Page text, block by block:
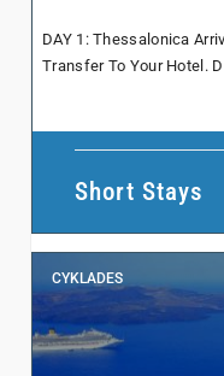
DAY 1: Thessalonica
Transfer To Your Hotel.
Short Stays
CYKLADES